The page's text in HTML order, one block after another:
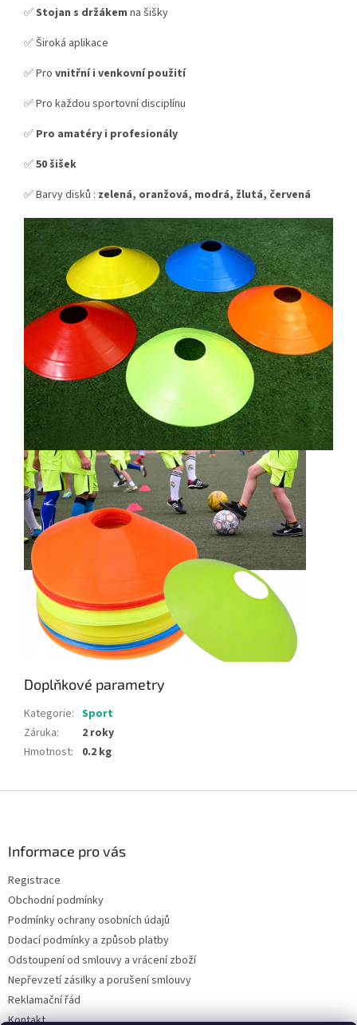
✅Stojan s držákem na šišky
✅ Široká aplikace
✅ Pro vnitřní i venkovní použití
✅ Pro každou sportovní disciplínu
✅ Pro amatéry i profesionály
✅50 šišek
✅ Barvy disků : zelená, oranžová, modrá, žlutá, červená
Doplňkové parametry
Kategorie: Sport
Záruka:
2 roky
Hmotnost: 0.2 kg
Informace pro vás
Registrace
Obchodní podmínky
Podmínky ochrany osobních údajů
Dodací podmínky a způsob platby
Odstoupení od smlouvy a vrácení zboží
Nepřevzetí zásilky a porušení smlouvy
Reklamační řád
Kontakt